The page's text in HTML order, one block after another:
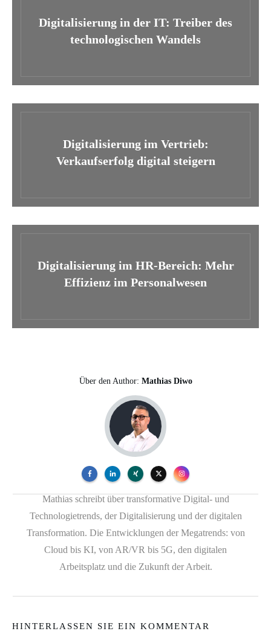
Digitalisierung in der IT: Treiber des
technologischen Wandels
Digitalisierung im Vertrieb:
Verkaufserfolg digital steigern
Digitalisierung im HR-Bereich: Mehr
Effizienz im Personalwesen
Über den Author: Mathias Diwo
Mathias schreibt über transformative Digital- und
Technologietrends, der Digitalisierung und der digitalen
Transformation. Die Entwicklungen der Megatrends: von
Cloud bis KI, von AR/VR bis 5G, den digitalen
Arbeitsplatz und die Zukunft der Arbeit.
HINTERLASSEN SIE EIN KOMMENTAR